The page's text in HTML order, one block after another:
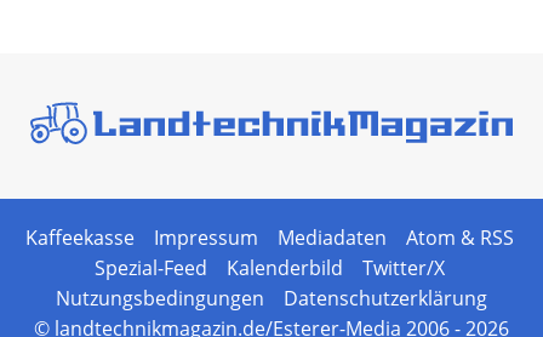
Kaffeekasse Impressum Mediadaten
Atom & RSS
Spezial-Feed
Kalenderbild
Twitter/X
Nutzungsbedingungen
Datenschutzerklärung
© landtechnikmagazin.de/Esterer-Media 2006 - 2026